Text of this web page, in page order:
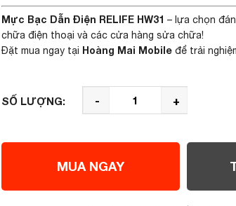
Mực Bạc Dẫn Điện RELIFE HW31 – lựa chọn
chữa điện thoại và các cửa hàng sửa chữa!
Đặt mua ngay tại Hoàng Mai Mobileđể trải
SỐ LƯỢNG: - +
MUA NGAY